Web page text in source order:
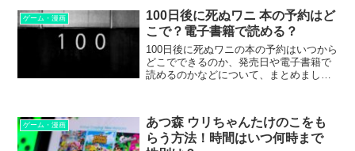
ゲーム・漫画
100日後に死ぬワニ 本の予約はど
こで？電子書籍で読める？
100日後に死ぬワニの本の予約はいつから
どこでできるのか、発売日や電子書籍で
読めるのかなどについて、まとめまし
ゲーム・漫画
あつ森 ウリちゃんたけのこをも
らう方法！時間はいつ何時まで